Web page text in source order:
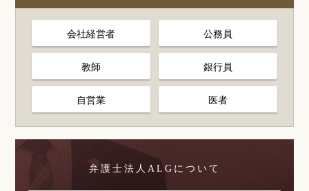
会社経営者 公務員
教師 銀行員
自営業 医者
弁護士法人ALGについて